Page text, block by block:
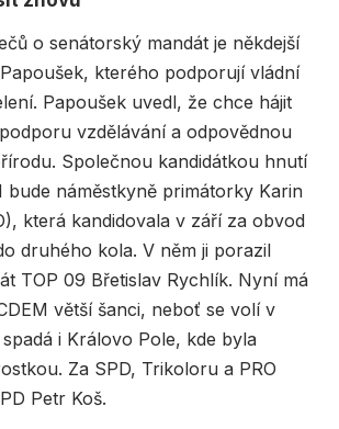
o senátorský mandát je někdejší
kterého podporují vládní
Papoušek uvedl, že chce hájit
vzdělávání a odpovědnou
Společnou kandidátkou hnutí
bude náměstkyně primátorky Karin
která kandidovala v září za obvod
druhého kola. V něm ji porazil
TOP 09 Břetislav Rychlík. Nyní má
větší šanci, neboť se volí v
i Královo Pole, kde byla
Za SPD, Trikoloru a PRO
Petr Koš.